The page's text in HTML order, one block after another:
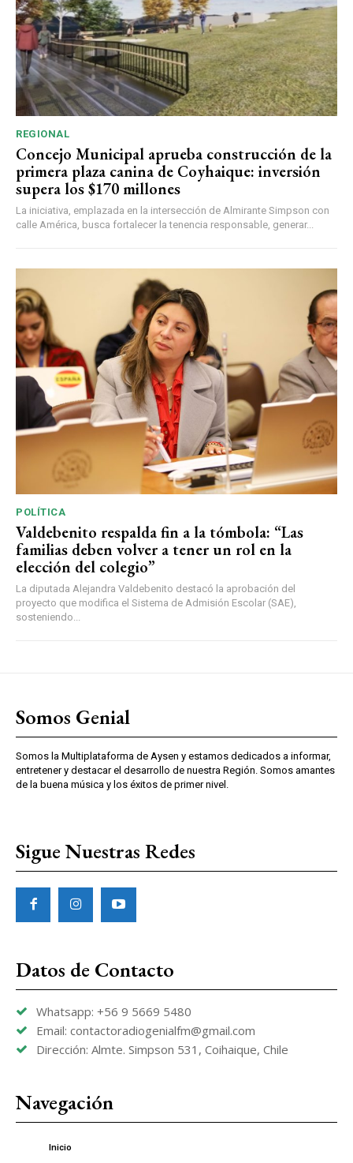
REGIONAL
Concejo Municipal aprueba construcción de la
primera plaza canina de Coyhaique: inversión
supera los $170 millones
La iniciativa, emplazada en la intersección de Almirante Simpson con
calle América, busca fortalecer la tenencia responsable, generar...
POLÍTICA
Valdebenito respalda fin a la tómbola: “Las
familias deben volver a tener un rol en la
elección del colegio”
La diputada Alejandra Valdebenito destacó la aprobación del
proyecto que modifica el Sistema de Admisión Escolar (SAE),
sosteniendo...
Somos Genial
Somos la Multiplataforma de Aysen y estamos dedicados a informar,
entretener y destacar el desarrollo de nuestra Región. Somos amantes
de la buena música y los éxitos de primer nivel.
Sigue Nuestras Redes
Datos de Contacto
Whatsapp: +56 9 5669 5480
Email: contactoradiogenialfm@gmail.com
Dirección: Almte. Simpson 531, Coihaique, Chile
Navegación
Inicio